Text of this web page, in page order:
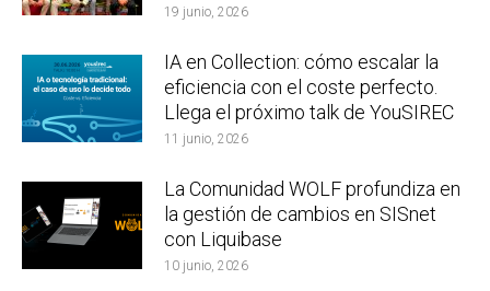
19 junio, 2026
IA en Collection: cómo escalar la
eficiencia con el coste perfecto.
Llega el próximo talk de YouSIREC
11 junio, 2026
La Comunidad WOLF profundiza en
la gestión de cambios en SISnet
con Liquibase
10 junio, 2026